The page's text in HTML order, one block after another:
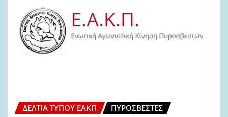
ΔΕΛΤΊΑ ΤΎΠΟΥ ΕΑΚΠ ΠΥΡΟΣΒΈΣΤΕΣ